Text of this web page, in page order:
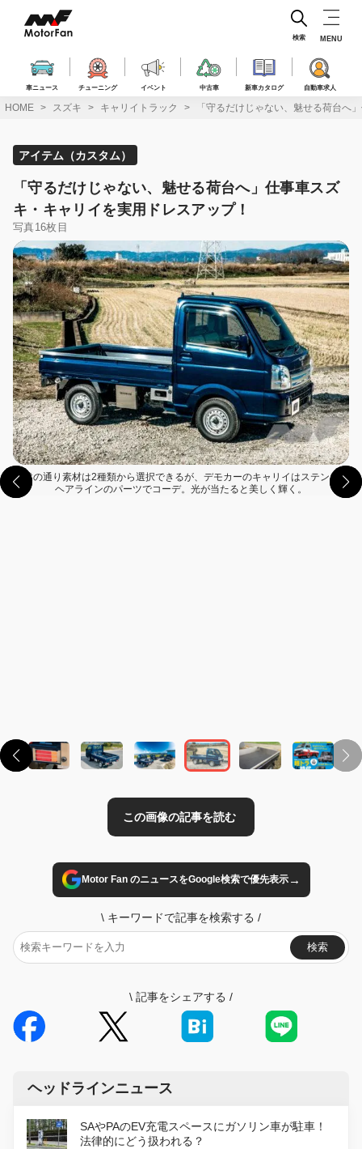
ス
車ニュース チューニング イベント 中古車 新車カタログ 自動車求人
検索 MENU
HOME スズキ キャリイトラック 「守るだけじゃない、魅せる荷台へ
アイテム（カスタム）
「守るだけじゃない、魅せる荷台へ」仕事車スズ
キ・キャリイを実用ドレスアップ！
写真16枚目
先述の通り素材は2種類から選択できるが、デモカーのキャリイはステンレス
ヘアラインのパーツでコーデ。光が当たると美しく輝く。
Motor Fan のニュースをGoogle検索で優先表示→
\ キーワードで記事を検索する /
検索
\ 記事をシェアする /
ヘッドラインニュース
SAやPAのEV充電スペースにガソリン車が駐車！
法律的にどう扱われる？